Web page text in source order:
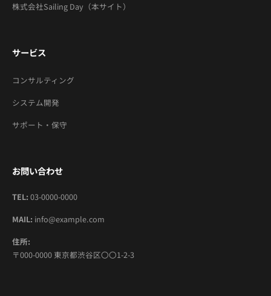
株式会社Sailing Day（本サイト）
サービス
コンサルティング
システム開発
サポート・保守
お問い合わせ
TEL: 03-0000-0000
MAIL: info@example.com
住所:
〒000-0000 東京都渋谷区〇〇1-2-3